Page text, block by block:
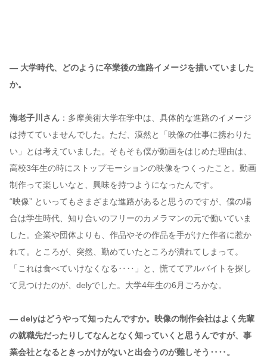
— 大学時代、どのように卒業後の進路イメージを描いていました
か。
海老子川さん ：多摩美術大学在学中は、具体的な進路のイメージ
は持てていませんでした。ただ、漠然と「映像の仕事に携わりた
い」とは考えていました。そもそも僕が動画をはじめた理由は、
高校3年生の時にストップモーションの映像をつくったこと。動画
制作って楽しいなと、興味を持つようになったんです。
“映像” といってもさまざまな進路があると思うのですが、僕の場
合は学生時代、知り合いのフリーのカメラマンの元で働いていま
した。企業や団体よりも、作品やその作品を手がけた作者に惹か
れて。ところが、突然、勤めていたところが潰れてしまって。
「これは食べていけなくなる‥‥」と、慌ててアルバイトを探し
て見つけたのが、delyでした。大学4年生の6月ごろかな。
— delyはどうやって知ったんですか。映像の制作会社はよく先輩
の就職先だったりしてなんとなく知っていくと思うんですが、事
業会社となるときっかけがないと出会うのが難しそう‥‥。